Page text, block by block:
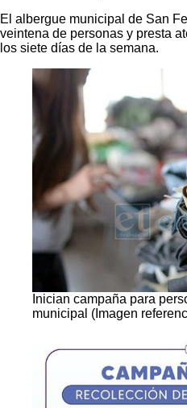
El albergue municipal de San
veintena de personas y presta
los siete días de la semana.
Inician campaña para
municipal (Imagen